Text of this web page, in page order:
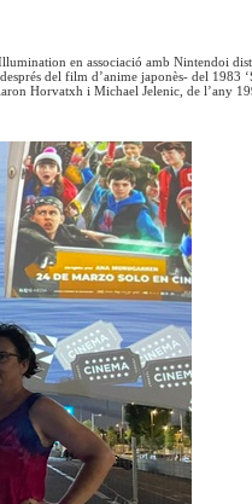
en associació amb Nintendoi
del film d’anime japonès- del 1983
Horvatxh i Michael Jelenic, de l’any